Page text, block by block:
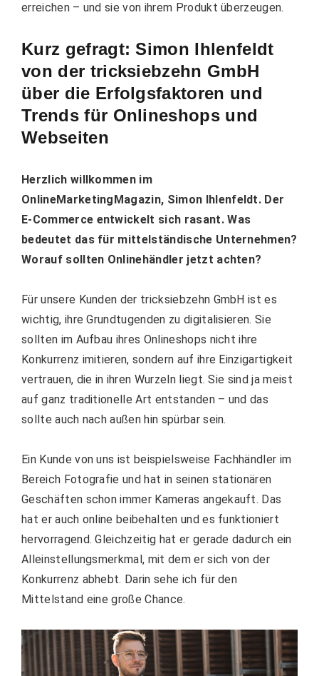
erreichen – und sie von ihrem Produkt überzeugen.
Kurz gefragt: Simon Ihlenfeldt
von der tricksiebzehn GmbH
über die Erfolgsfaktoren und
Trends für Onlineshops und
Webseiten
Herzlich willkommen im
OnlineMarketingMagazin, Simon Ihlenfeldt. Der
E-Commerce entwickelt sich rasant. Was
bedeutet das für mittelständische Unternehmen?
Worauf sollten Onlinehändler jetzt achten?
Für unsere Kunden der tricksiebzehn GmbH ist es
wichtig, ihre Grundtugenden zu digitalisieren. Sie
sollten im Aufbau ihres Onlineshops nicht ihre
Konkurrenz imitieren, sondern auf ihre Einzigartigkeit
vertrauen, die in ihren Wurzeln liegt. Sie sind ja meist
auf ganz traditionelle Art entstanden – und das
sollte auch nach außen hin spürbar sein.
Ein Kunde von uns ist beispielsweise Fachhändler im
Bereich Fotografie und hat in seinen stationären
Geschäften schon immer Kameras angekauft. Das
hat er auch online beibehalten und es funktioniert
hervorragend. Gleichzeitig hat er gerade dadurch ein
Alleinstellungsmerkmal, mit dem er sich von der
Konkurrenz abhebt. Darin sehe ich für den
Mittelstand eine große Chance.